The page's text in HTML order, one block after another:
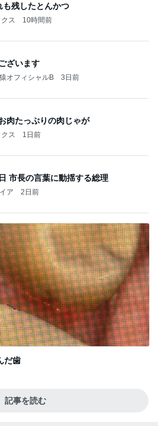
も残したとんかつ
ス 10時間前
ざいます
オフィシャルB 3日前
肉たっぷりの肉じゃが
ス 1日前
市長の言葉に動揺する総理
ア 2日前
だ歯
記事を読む